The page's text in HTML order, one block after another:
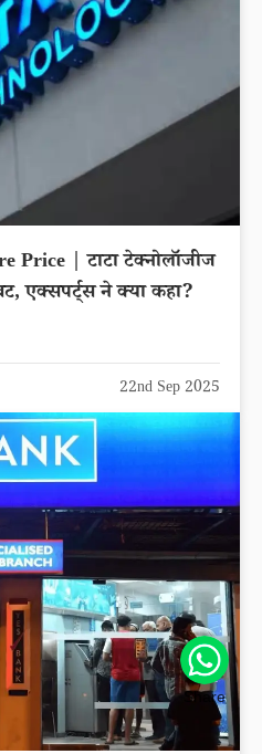
Price | टाटा टेक्नोलॉजीज
एक्सपर्ट्स ने क्या कहा?
22nd Sep 2025
Share